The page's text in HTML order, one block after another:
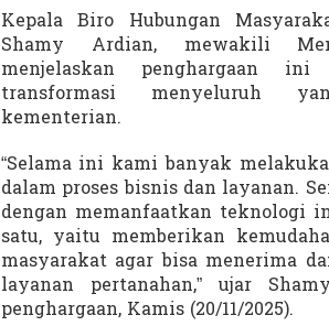
k
I
n
o
v
a
s
L
a
y
a
n
n
P
Kepala Biro Hubungan
Shamy Ardian, mewakili
menjelaskan penghargaan
transformasi menyeluruh
kementerian.
“Selama ini kami banyak
dalam proses bisnis dan layanan.
dengan memanfaatkan teknologi
satu, yaitu memberikan
masyarakat agar bisa menerima
layanan pertanahan,” ujar
penghargaan, Kamis (20/11/2025).